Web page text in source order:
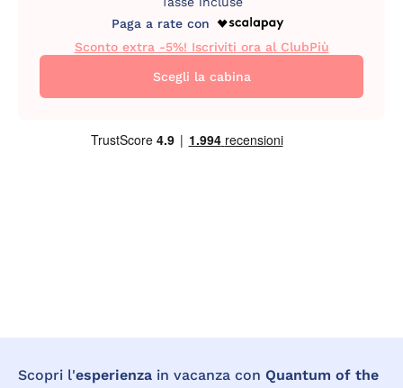
Paga a rate con
Sconto extra -5%! Iscriviti ora al ClubPiù
Scegli la cabina
Scopri l'esperienza in vacanza con Quantum of the